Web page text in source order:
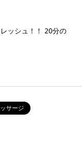
ッシュ！！ 20分の
サージ